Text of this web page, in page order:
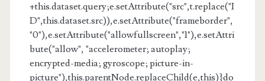
+this.dataset.query;e.setAttribute("src",t.replace("I
D",this.dataset.src)),e.setAttribute("frameborder",
"0"),e.setAttribute("allowfullscreen","1"),e.setAttri
bute("allow", "accelerometer; autoplay;
encrypted-media; gyroscope; picture-in-
picture"),this.parentNode.replaceChild(e,this)}do